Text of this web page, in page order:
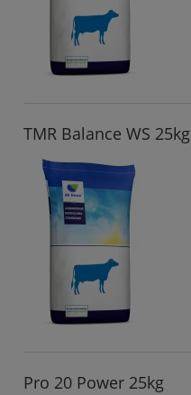
TMR Balance WS 25kg
Pro 20 Power 25kg